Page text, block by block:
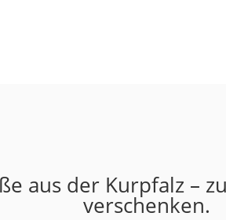
aus der Kurpfalz –
verschenken.